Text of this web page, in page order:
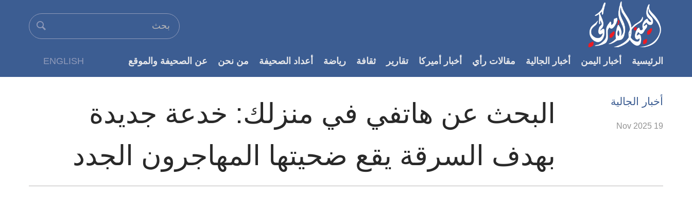
Accessibility
الرئيسي
الأقسام
الرئيسية
ENGLISH الرئيسية أخبار اليمن أخبار الجالية مقالات رأي أخبار أميركا تقارير ثقافة رياضة أعداد الصحيفة من نحن عن الصحيفة والموقع
أخبار الجالية
البحث عن هاتفي في منزلك: خدعة جديدة
بهدف السرقة يقع ضحيتها المهاجرون الجدد
19 Nov 2025